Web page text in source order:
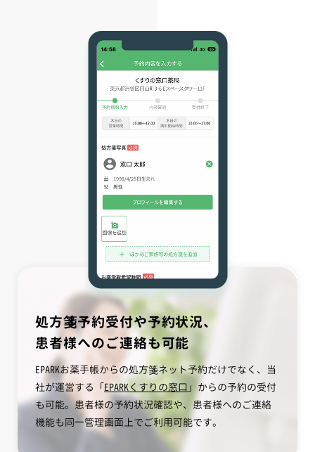
処方箋予約受付や予約状況、
患者様へのご連絡も可能
EPARKお薬手帳からの処方箋ネット予約だけでなく、当
社が運営する「EPARKくすりの窓口 」からの予約の受付
も可能。患者様の予約状況確認や、患者様へのご連絡
機能も同一管理画面上でご利用可能です。